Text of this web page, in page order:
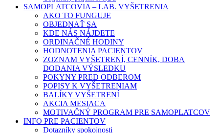
SAMOPLATCOVIA – LAB. VYŠETRENIA
AKO TO FUNGUJE
OBJEDNAŤ SA
KDE NÁS NÁJDETE
ORDINAČNÉ HODINY
HODNOTENIA PACIENTOV
ZOZNAM VYŠETRENÍ, CENNÍK, DOBA
DODANIA VÝSLEDKU
POKYNY PRED ODBEROM
POPISY K VYŠETRENIAM
BALÍKY VYŠETRENÍ
AKCIA MESIACA
MOTIVAČNÝ PROGRAM PRE SAMOPLATCOV
INFO PRE PACIENTOV
Dotazníky spokojnosti